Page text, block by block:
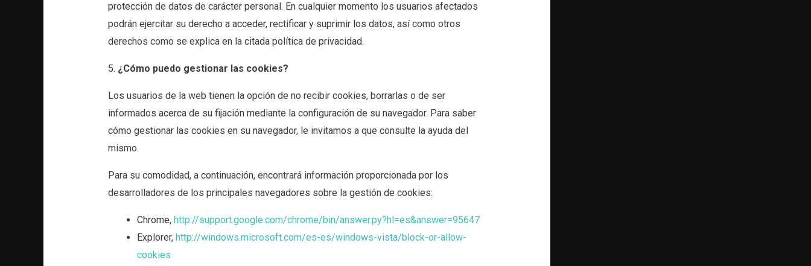
protección de datos de carácter personal. En cualquier momento los usuarios afectados
podrán ejercitar su derecho a acceder, rectificar y suprimir los datos, así como otros
derechos como se explica en la citada política de privacidad.
5. ¿Cómo puedo gestionar las cookies?
Los usuarios de la web tienen la opción de no recibir cookies, borrarlas o de ser
informados acerca de su fijación mediante la configuración de su navegador. Para saber
cómo gestionar las cookies en su navegador, le invitamos a que consulte la ayuda del
mismo.
Para su comodidad, a continuación, encontrará información proporcionada por los
desarrolladores de los principales navegadores sobre la gestión de cookies:
Chrome, http://support.google.com/chrome/bin/answer.py?hl=es&answer=95647
Explorer, http://windows.microsoft.com/es-es/windows-vista/block-or-allow-
cookies